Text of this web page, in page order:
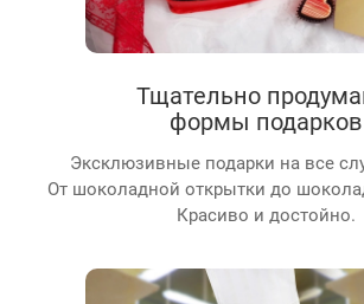
Тщательно
формы подарков
Эксклюзивные подарки на все
От шоколадной открытки до
Красиво и достойно.